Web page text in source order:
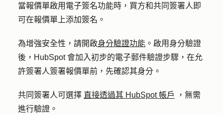
當報價單啟用電子簽名功能時，買方和共同簽署人即
可在報價單上添加簽名。
為增強安全性，請開啟身分驗證功能 。啟用身分驗證
後，HubSpot 會加入初步的電子郵件驗證步驟，在允
許簽署人簽署報價單前，先確認其身分。
共同簽署人可選擇 直接透過其 HubSpot 帳戶
，無需
進行驗證。